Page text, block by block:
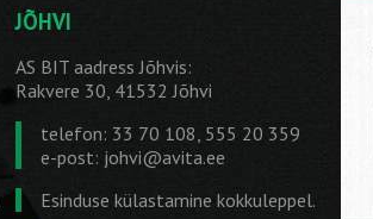
JÕHVI
AS BIT aadress Jõhvis:
Rakvere 30, 41532 Jõhvi
telefon: 33 70 108, 555 20 359
e-post: johvi@avita.ee
Esinduse külastamine kokkuleppel.